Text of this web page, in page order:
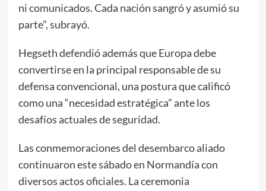
ni comunicados. Cada nación sangró y asumió su
parte”, subrayó.
Hegseth defendió además que Europa debe
convertirse en la principal responsable de su
defensa convencional, una postura que calificó
como una “necesidad estratégica” ante los
desafíos actuales de seguridad.
Las conmemoraciones del desembarco aliado
continuaron este sábado en Normandía con
diversos actos oficiales. La ceremonia